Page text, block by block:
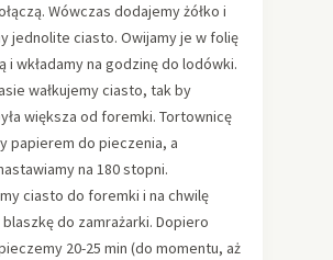
Wówczas dodajemy żółko i
jednolite ciasto. Owijamy je w folię
i wkładamy na godzinę do lodówki.
wałkujemy ciasto, tak by
większa od foremki. Tortownicę
papierem do pieczenia, a
na 180 stopni.
ciasto do foremki i na chwilę
blaszkę do zamrażarki. Dopiero
20-25 min (do momentu, aż